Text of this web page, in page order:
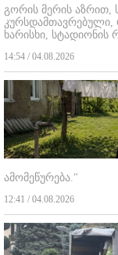
გორის მერის აზრით,
კურსდამთავრებული,
ხარისხი, სტადიონის
14:54 / 04.08.2026
ამომეწურება."
12:41 / 04.08.2026